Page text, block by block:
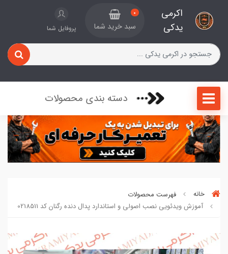
اکرمی
یدکی
0
سبد خرید شما پروفایل شما
دسته بندی محصولات
خانه
فهرست محصولات
آموزش ویدئویی نصب اصولی و استاندارد پدال دنده رگنان کد 0218511